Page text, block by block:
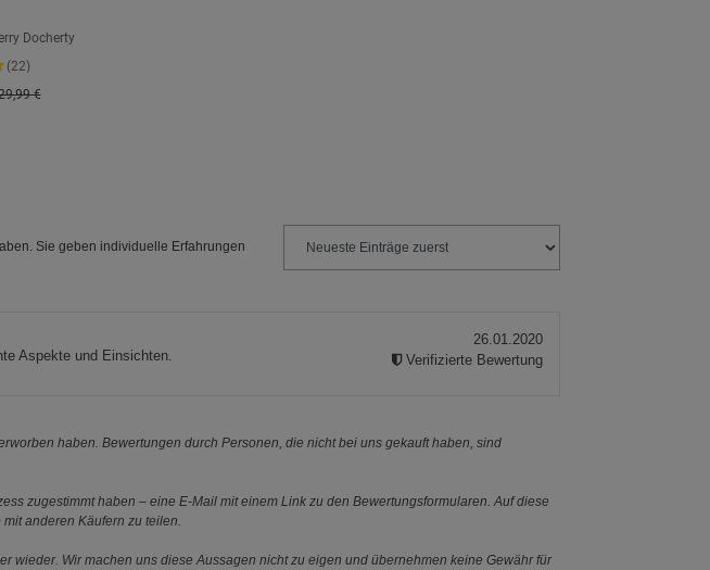
Docherty
(22)
€
Sie geben individuelle Erfahrungen
Aspekte und Einsichten.
26.01.2020
Verifizierte Bewertung
haben. Bewertungen durch Personen, die nicht bei uns gekauft haben, sind
zugestimmt haben – eine E-Mail mit einem Link zu den Bewertungsformularen. Auf diese
anderen Käufern zu teilen.
Wir machen uns diese Aussagen nicht zu eigen und übernehmen keine Gewähr für